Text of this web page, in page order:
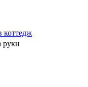
коттедж
руки